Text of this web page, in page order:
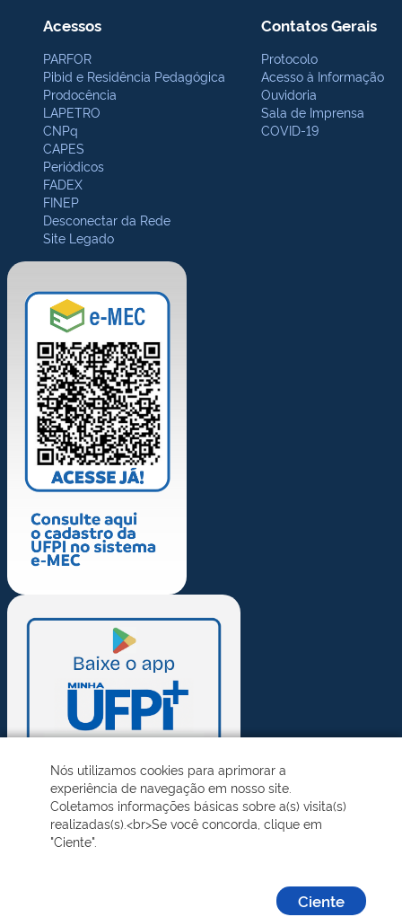
Acessos
PARFOR
Pibid e Residência Pedagógica
Prodocência
LAPETRO
CNPq
CAPES
Periódicos
FADEX
FINEP
Desconectar da Rede
Site Legado
Contatos Gerais
Protocolo
Acesso à Informação
Ouvidoria
Sala de Imprensa
COVID-19
Nós utilizamos cookies para aprimorar a
experiência de navegação em nosso site.
Coletamos informações básicas sobre a(s) visita(s)
realizadas(s).<br>Se você concorda, clique em
"Ciente".
Ciente